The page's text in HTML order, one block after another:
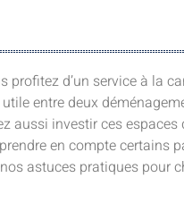
d’un service à la
entre deux
aussi investir ces espaces
en compte certains
astuces pratiques pour